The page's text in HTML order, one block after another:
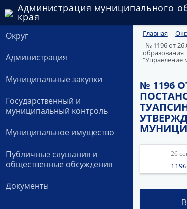
Администрация муниципального
края
Округ
Администрация
Муниципальные закупки
Государственный и
муниципальный контроль
Муниципальное имущество
Публичные слушания и
общественные обсуждения
Документы
Главная
№ 1196 от
образования
"Управление
№ 1196
26